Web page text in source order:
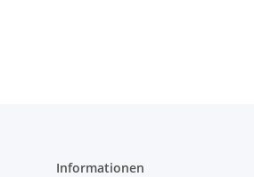
Informationen